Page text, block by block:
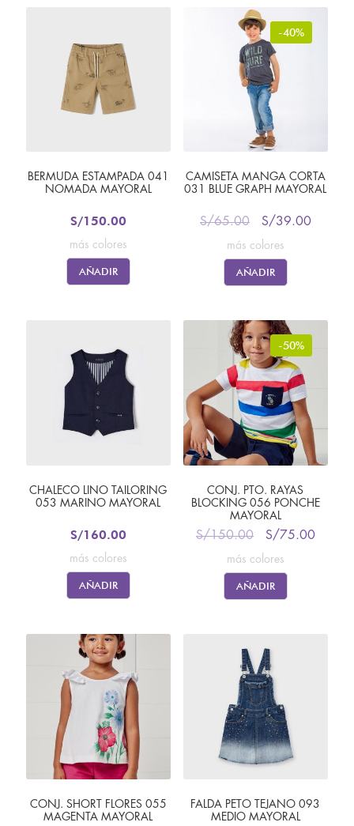
BERMUDA ESTAMPADA 041
NOMADA MAYORAL
S/150.00
más colores
AÑADIR
-40%
CAMISETA MANGA CORTA
031 BLUE GRAPH MAYORAL
S/65.00 S/39.00
más colores
AÑADIR
CHALECO LINO TAILORING
053 MARINO MAYORAL
S/160.00
más colores
AÑADIR
-50%
CONJ. PTO. RAYAS
BLOCKING 056 PONCHE
MAYORAL
S/150.00 S/75.00
más colores
AÑADIR
CONJ. SHORT FLORES 055
MAGENTA MAYORAL
FALDA PETO TEJANO 093
MEDIO MAYORAL